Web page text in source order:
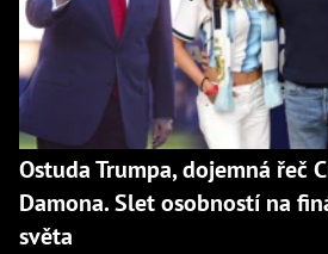
Ostuda Trumpa, dojemná řeč
Damona. Slet osobností na
světa